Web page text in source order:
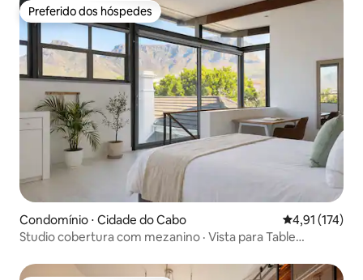
Preferido dos hóspedes
Preferido dos hóspedes
Condomínio ⋅ Cidade do Cabo 4,91 de uma
4,91 (174)
Studio cobertura com mezanino · Vista para Table